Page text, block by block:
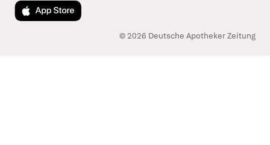
Laden im App Store
© 2026 Deutsche Apotheker Zeitung